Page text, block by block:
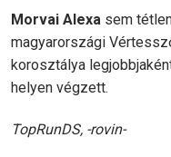
Morvai Alexa sem
magyarországi
korosztálya
helyen végzett.
TopRunDS, -rovin-